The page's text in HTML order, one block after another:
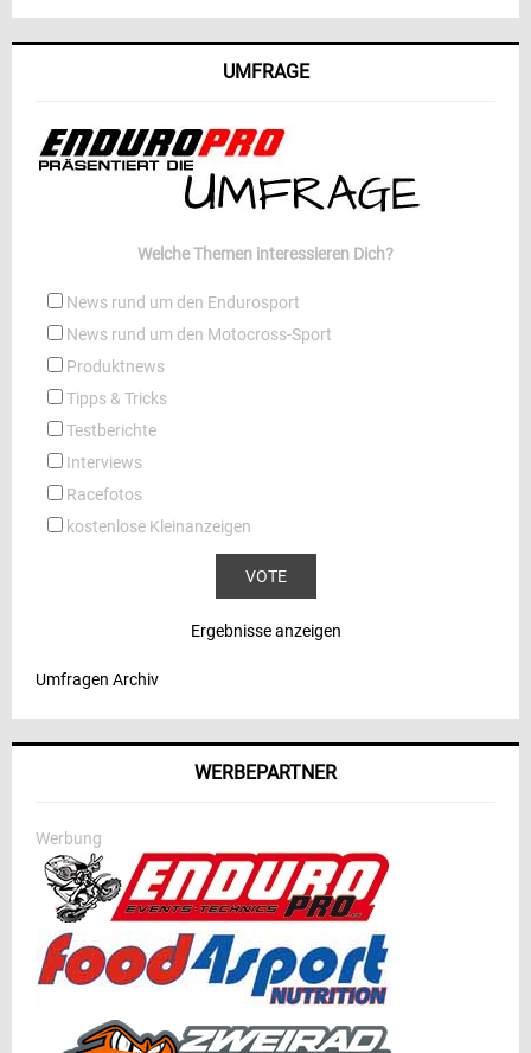
UMFRAGE
Welche Themen interessieren Dich?
News rund um den Endurosport
News rund um den Motocross-Sport
Produktnews
Tipps & Tricks
Testberichte
Interviews
Racefotos
kostenlose Kleinanzeigen
Ergebnisse anzeigen
Umfragen Archiv
WERBEPARTNER
Werbung